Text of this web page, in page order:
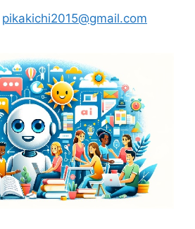
pikakichi2015@gmail.com